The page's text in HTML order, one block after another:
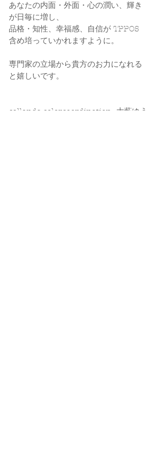
あなたの内面・外面・心の潤い、輝き
が日毎に増し、
品格・知性、幸福感、自信が TPPOS
含め培っていかれますように。
専門家の立場から貴方のお力になれる
と嬉しいです。
callands colorcoordination  大藪ゆう